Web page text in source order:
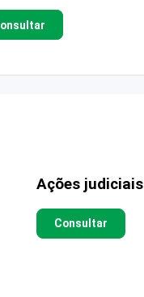
Ações judiciais
Consultar